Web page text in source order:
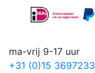
ma-vrij 9-17 uur
+31 (0)15 3697233